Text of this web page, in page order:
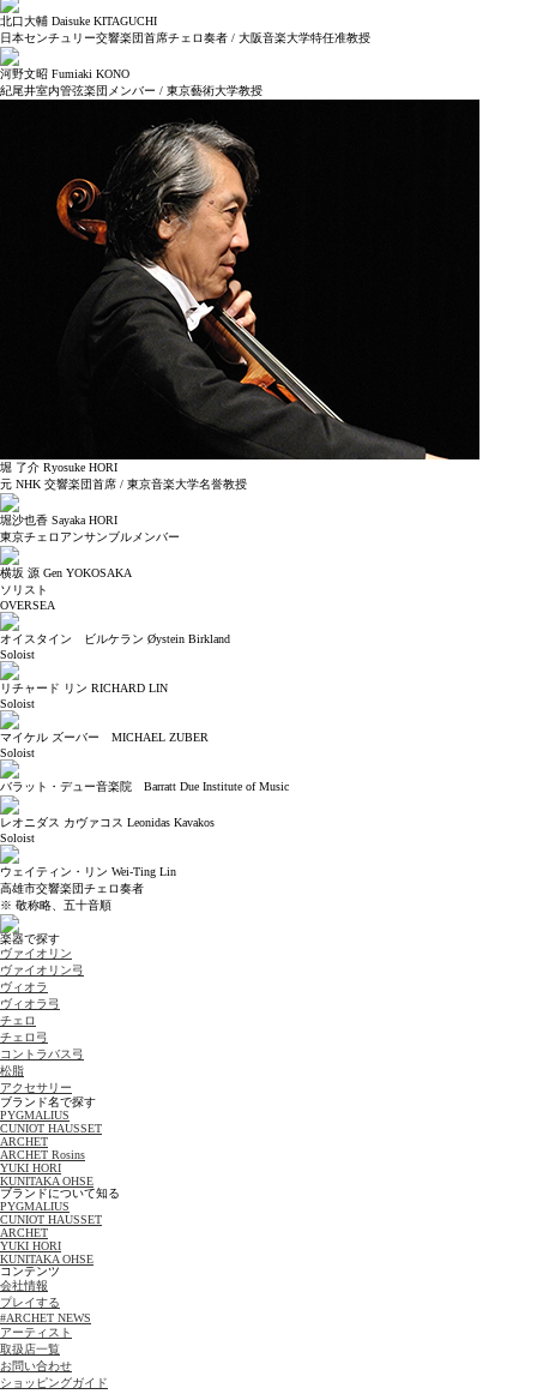
北口大輔 Daisuke KITAGUCHI
日本センチュリー交響楽団首席チェロ奏者 / 大阪音楽大学特任准教授
河野文昭 Fumiaki KONO
紀尾井室内管弦楽団メンバー / 東京藝術大学教授
堀 了介 Ryosuke HORI
元 NHK 交響楽団首席 / 東京音楽大学名誉教授
堀沙也香 Sayaka HORI
東京チェロアンサンブルメンバー
横坂 源 Gen YOKOSAKA
ソリスト
OVERSEA
オイスタイン ビルケラン Øystein Birkland
Soloist
リチャード リン RICHARD LIN
Soloist
マイケル ズーバー MICHAEL ZUBER
Soloist
バラット・デュー音楽院 Barratt Due Institute of Music
レオニダス カヴァコス Leonidas Kavakos
Soloist
ウェイティン・リン Wei-Ting Lin
高雄市交響楽団チェロ奏者
※ 敬称略、五十音順
楽器で探す
ヴァイオリン
ヴァイオリン弓
ヴィオラ
ヴィオラ弓
チェロ
チェロ弓
コントラバス弓
松脂
アクセサリー
ブランド名で探す
PYGMALIUS
CUNIOT HAUSSET
ARCHET
ARCHET Rosins
YUKI HORI
KUNITAKA OHSE
ブランドについて知る
PYGMALIUS
CUNIOT HAUSSET
ARCHET
YUKI HORI
KUNITAKA OHSE
コンテンツ
会社情報
プレイする
#ARCHET NEWS
アーティスト
取扱店一覧
お問い合わせ
ショッピングガイド